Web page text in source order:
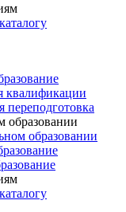
переподготовка
образовании
образовании